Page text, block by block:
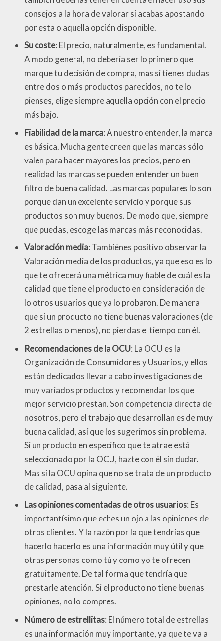
consejos a la hora de valorar si acabas apostando
por esta o aquella opción disponible.
Su coste: El precio, naturalmente, es fundamental.
A modo general, no debería ser lo primero que
marque tu decisión de compra, mas si tienes dudas
entre dos o más productos parecidos, no te lo
pienses, elige siempre aquella opción con el precio
más bajo.
Fiabilidad de la marca: A nuestro entender, la marca
es básica. Mucha gente creen que las marcas sólo
valen para hacer mayores los precios, pero en
realidad las marcas se pueden entender un buen
filtro de buena calidad. Las marcas populares lo son
porque dan un excelente servicio y porque sus
productos son muy buenos. De modo que, siempre
que puedas, escoge las marcas más reconocidas.
Valoración media: Tambiénes positivo observar la
Valoración media de los productos, ya que eso es lo
que te ofrecerá una métrica muy fiable de cuál es la
calidad que tiene el producto en consideración de
lo otros usuarios que ya lo probaron. De manera
que si un producto no tiene buenas valoraciones (de
2 estrellas o menos), no pierdas el tiempo con él.
Recomendaciones de la OCU: La OCU es la
Organización de Consumidores y Usuarios, y ellos
están dedicados llevar a cabo investigaciones de
muy variados productos y recomendar los que
mejor servicio prestan. Son competencia directa de
nosotros, pero el trabajo que desarrollan es de muy
buena calidad, así que los sugerimos sin problema.
Si un producto en específico que te atrae está
seleccionado por la OCU, hazte con él sin dudar.
Mas si la OCU opina que no se trata de un producto
de calidad, pasa al siguiente.
Las opiniones comentadas de otros usuarios: Es
importantísimo que eches un ojo a las opiniones de
otros clientes. Y la razón por la que tendrías que
hacerlo hacerlo es una información muy útil y que
otras personas como tú y como yo te ofrecen
gratuitamente. De tal forma que tendría que
prestarle atención. Si el producto no tiene buenas
opiniones, no lo compres.
Número de estrellitas: El número total de estrellas
es una información muy importante, ya que te va a